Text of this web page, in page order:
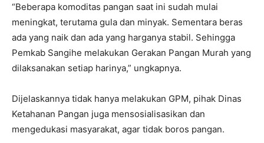
“Beberapa komoditas pangan saat ini sudah mulai
meningkat, terutama gula dan minyak. Sementara beras
ada yang naik dan ada yang harganya stabil. Sehingga
Pemkab Sangihe melakukan Gerakan Pangan Murah yang
dilaksanakan setiap harinya,” ungkapnya.
Dijelaskannya tidak hanya melakukan GPM, pihak Dinas
Ketahanan Pangan juga mensosialisasikan dan
mengedukasi masyarakat, agar tidak boros pangan.